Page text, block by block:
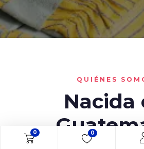
0 0
QUIÉNES
Nacida